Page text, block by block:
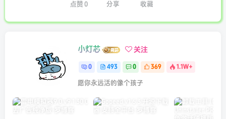
点赞 0 分享 收藏
小灯芯 关注
0 493 0 369 1.1W+
愿你永远活的像个孩子